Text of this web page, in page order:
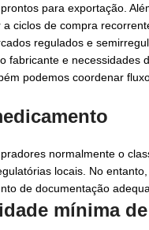
para exportação.
ciclos de compra
regulados e
e necessidades
podemos coordenar
normalmente o
locais. No
de documentação
mínima